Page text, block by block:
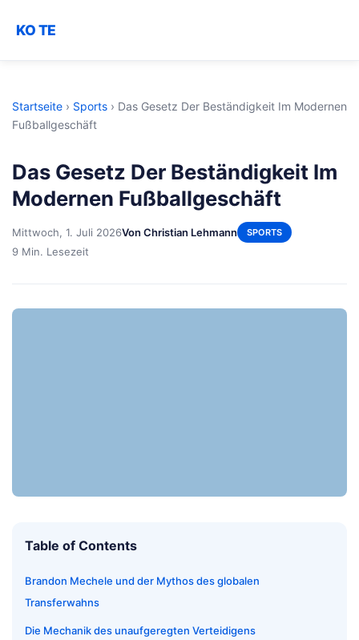
KO TE
Startseite › Sports › Das Gesetz Der Beständigkeit Im Modernen
Fußballgeschäft
Das Gesetz Der Beständigkeit Im
Modernen Fußballgeschäft
Mittwoch, 1. Juli 2026Von Christian Lehmann SPORTS
9 Min. Lesezeit
Table of Contents
Brandon Mechele und der Mythos des globalen
Transferwahns
Die Mechanik des unaufgeregten Verteidigens